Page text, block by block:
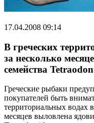
17.04.2008 09:14
В греческих
за несколько
семейства
Греческие рыбаки
покупателей быть
территориальных водах
месяцев выловлена